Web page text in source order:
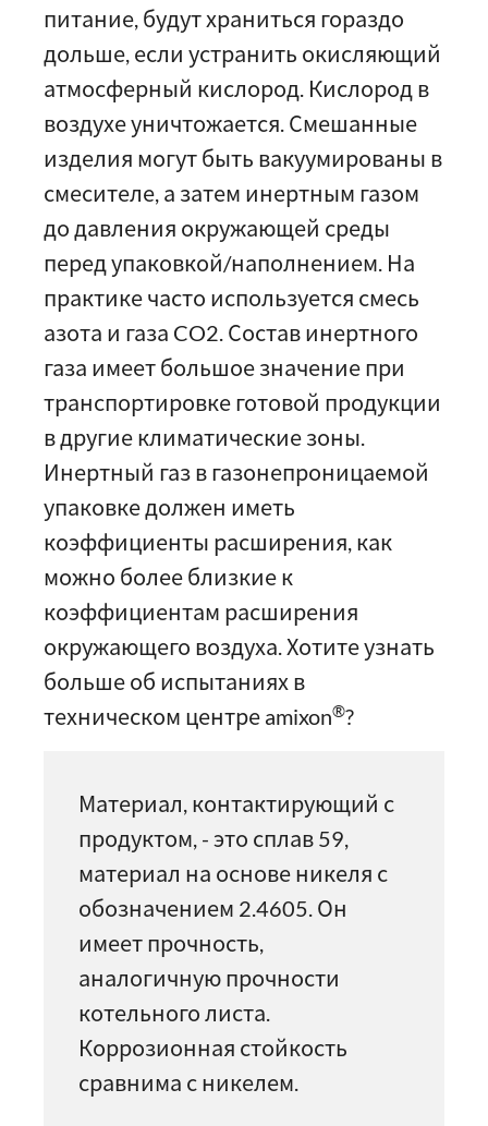
питание, будут храниться гораздо
дольше, если устранить окисляющий
атмосферный кислород. Кислород в
воздухе уничтожается. Смешанные
изделия могут быть вакуумированы в
смесителе, а затем инертным газом
до давления окружающей среды
перед упаковкой/наполнением. На
практике часто используется смесь
азота и газа CO2. Состав инертного
газа имеет большое значение при
транспортировке готовой продукции
в другие климатические зоны.
Инертный газ в газонепроницаемой
упаковке должен иметь
коэффициенты расширения, как
можно более близкие к
коэффициентам расширения
окружающего воздуха. Хотите узнать
больше об испытаниях в
техническом центре amixon®?
Материал, контактирующий с
продуктом, - это сплав 59,
материал на основе никеля с
обозначением 2.4605. Он
имеет прочность,
аналогичную прочности
котельного листа.
Коррозионная стойкость
сравнима с никелем.